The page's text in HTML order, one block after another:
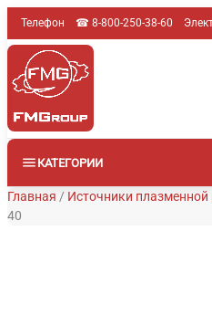
Перейти
к
содержимому
Телефон ☎︎ 8-800-250-38-60
КАТЕГОРИИ
Главная / Источники плазменной
40